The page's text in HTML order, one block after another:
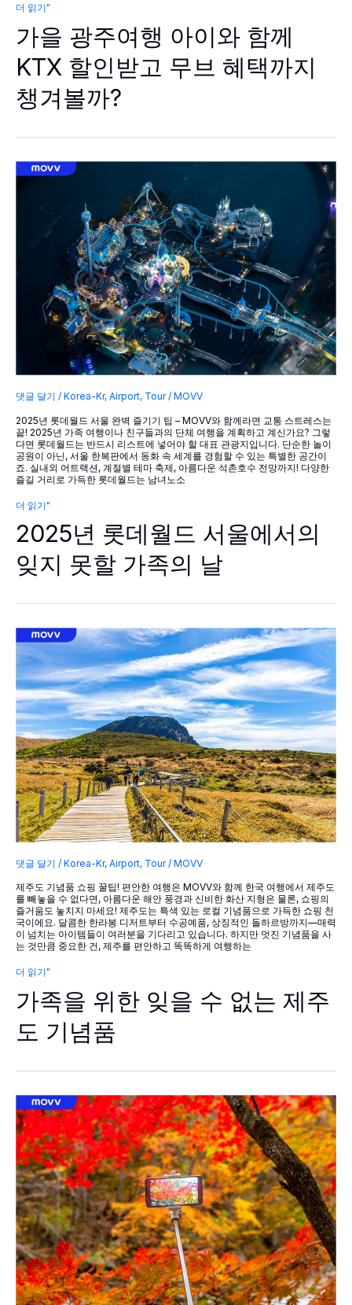
가
광
주
행
아
이
와
함
KTX
인
받
겨
더 읽기"
가을 광주여행 아이와 함께
KTX 할인받고 무브 혜택까지
챙겨볼까?
댓글 달기 / Korea-Kr, Airport, Tour/ MOVV
2025년 롯데월드 서울 완벽 즐기기 팁 – MOVV와 함께라면 교통 스트레스는
끝! 2025년 가족 여행이나 친구들과의 단체 여행을 계획하고 계신가요? 그렇
다면 롯데월드는 반드시 리스트에 넣어야 할 대표 관광지입니다. 단순한 놀이
공원이 아닌, 서울 한복판에서 동화 속 세계를 경험할 수 있는 특별한 공간이
죠. 실내외 어트랙션, 계절별 테마 축제, 아름다운 석촌호수 전망까지! 다양한
즐길 거리로 가득한 롯데월드는 남녀노소
2025
롯
데
드
서
지
못
할
가
족
의
날
더 읽기"
2025년 롯데월드 서울에서의
잊지 못할 가족의 날
댓글 달기 / Korea-Kr, Airport, Tour/ MOVV
제주도 기념품 쇼핑 꿀팁! 편안한 여행은 MOVV와 함께 한국 여행에서 제주도
를 빼놓을 수 없다면, 아름다운 해안 풍경과 신비한 화산 지형은 물론, 쇼핑의
즐거움도 놓치지 마세요! 제주도는 특색 있는 로컬 기념품으로 가득한 쇼핑 천
국이에요. 달콤한 한라봉 디저트부터 수공예품, 상징적인 돌하르방까지—매력
이 넘치는 아이템들이 여러분을 기다리고 있습니다. 하지만 멋진 기념품을 사
는 것만큼 중요한 건, 제주를 편안하고 똑똑하게 여행하는
가
을
위
잊
을
도
기
념
품
더 읽기"
가족을 위한 잊을 수 없는 제주
도 기념품